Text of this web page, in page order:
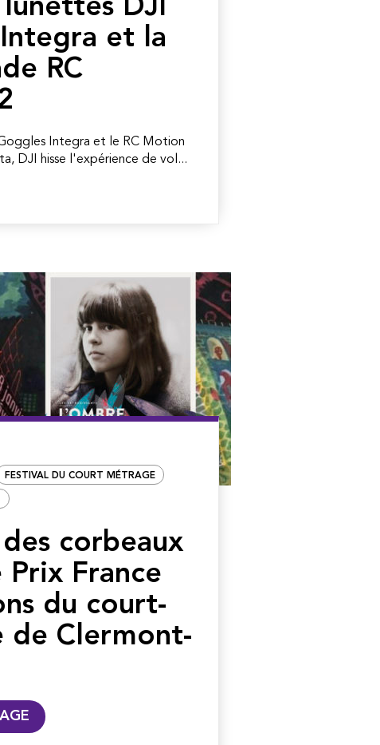
DJI
et la
RC
Integra et le RC Motion
DJI hisse l'expérience de vol...
FESTIVAL DU COURT MÉTRAGE
des corbeaux
France
du court-
de Clermont-